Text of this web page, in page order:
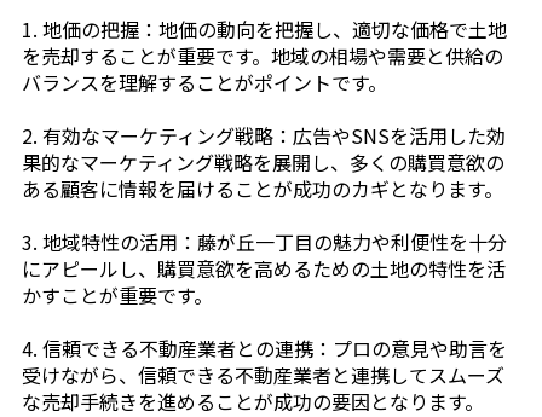
1. 地価の把握：地価の動向を把握し、適切な価格で土地
を売却することが重要です。地域の相場や需要と供給の
バランスを理解することがポイントです。
2. 有効なマーケティング戦略：広告やSNSを活用した効
果的なマーケティング戦略を展開し、多くの購買意欲の
ある顧客に情報を届けることが成功のカギとなります。
3. 地域特性の活用：藤が丘一丁目の魅力や利便性を十分
にアピールし、購買意欲を高めるための土地の特性を活
かすことが重要です。
4. 信頼できる不動産業者との連携：プロの意見や助言を
受けながら、信頼できる不動産業者と連携してスムーズ
な売却手続きを進めることが成功の要因となります。